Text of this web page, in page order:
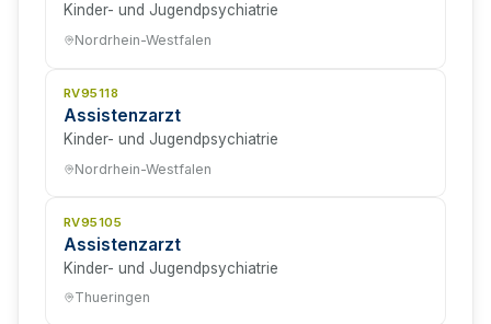
Kinder- und Jugendpsychiatrie
Nordrhein-Westfalen
RV95118
Assistenzarzt
Kinder- und Jugendpsychiatrie
Nordrhein-Westfalen
RV95105
Assistenzarzt
Kinder- und Jugendpsychiatrie
Thueringen